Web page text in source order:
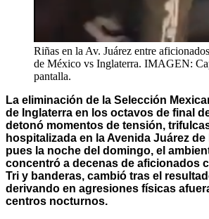
Riñas en la Av. Juárez entre
de México vs Inglaterra. IMAGEN:
pantalla.
La eliminación de la Selección
de Inglaterra en los octavos de final
detonó momentos de tensión,
hospitalizada en la Avenida Juárez
pues la noche del domingo, el
concentró a decenas de aficionados
Tri y banderas, cambió tras el
derivando en agresiones físicas
centros nocturnos.